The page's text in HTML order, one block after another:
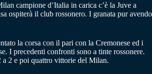
campione d’Italia in carica c’è la Juve a
ospiterà il club rossonero. I granata pur avendo
la corsa con il pari con la Cremonese ed i
I precedenti confronti sono a tinte rossonere.
a 2 e poi quattro vittorie del Milan.